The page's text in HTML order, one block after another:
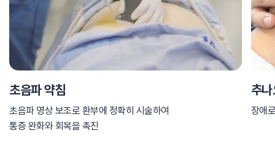
초음파 약침
초음파 영상 보조로 환부에 정확히 시술하여
통증 완화와 회복을 촉진
추
장애